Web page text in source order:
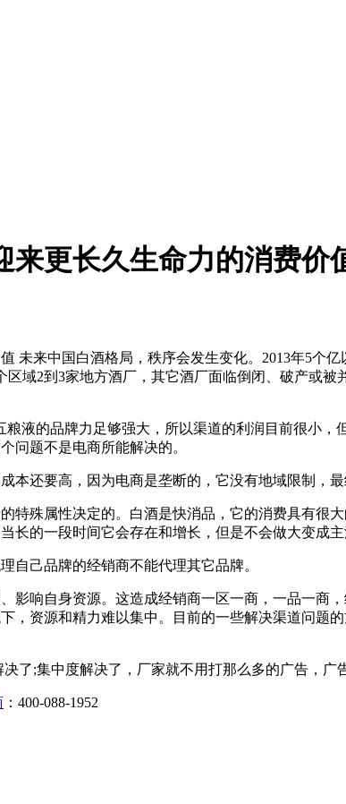
来更长久生命力的消费价
未来中国白酒格局，秩序会发生变化。2013年5个
域2到3家地方酒厂，其它酒厂面临倒闭、破产或
的品牌力足够强大，所以渠道的利润目前很小，
问题不是电商所能解决的。
还要高，因为电商是垄断的，它没有地域限制，最
殊属性决定的。白酒是快消品，它的消费具有很
长的一段时间它会存在和增长，但是不会做大变成主
己品牌的经销商不能代理其它品牌。
响自身资源。这造成经销商一区一商，一品一商
资源和精力难以集中。目前的一些解决渠道问题
;集中度解决了，厂家就不用打那么多的广告，广
：400-088-1952